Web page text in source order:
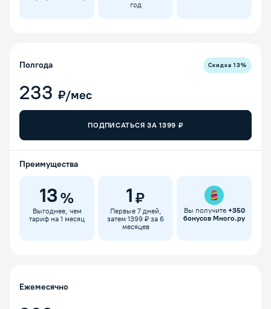
год
Полгода Скидка13%
233 ₽/мес
ПОДПИСАТЬСЯ ЗА1399 ₽
Преимущества
13 %
Выгоднее, чем
тариф на 1 месяц
1 ₽
Первые 7 дней,
затем 1399 ₽ за 6
месяцев
Вы получите +350
бонусов Много.ру
Ежемесячно